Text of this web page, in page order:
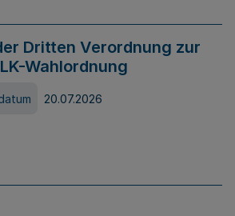
Dritten Verordnung zur
Wahlordnung
20.07.2026